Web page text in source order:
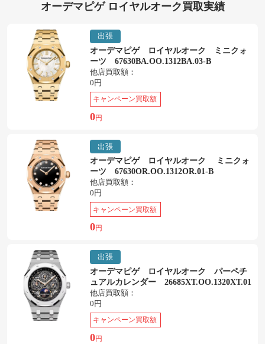
オーデマピゲ ロイヤルオーク買取実績
出張
オーデマピゲ ロイヤルオーク ミニクォ
ーツ 67630BA.OO.1312BA.03-B
他店買取額：
0円
キャンペーン買取額
0円
出張
オーデマピゲ ロイヤルオーク ミニクォ
ーツ 67630OR.OO.1312OR.01-B
他店買取額：
0円
キャンペーン買取額
0円
出張
オーデマピゲ ロイヤルオーク パーペチ
ュアルカレンダー 26685XT.OO.1320XT.01
他店買取額：
0円
キャンペーン買取額
0円